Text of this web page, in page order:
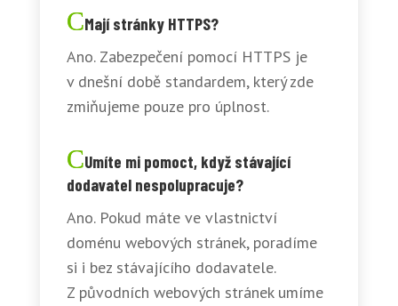
Mají stránky HTTPS?
Ano. Zabezpečení pomocí HTTPS je
v dnešní době standardem, který zde
zmiňujeme pouze pro úplnost.
Umíte mi pomoct, když stávající
dodavatel nespolupracuje?
Ano. Pokud máte ve vlastnictví
doménu webových stránek, poradíme
si i bez stávajícího dodavatele.
Z původních webových stránek umíme